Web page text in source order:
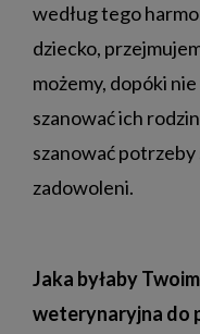
według tego
dziecko,
możemy, dopóki
szanować ich
szanować potrzeby
zadowoleni.
Jaka byłaby
weterynaryjna do